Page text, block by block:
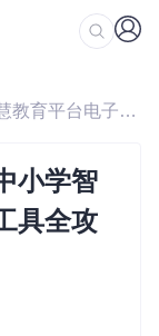
/ 高效获取教学资源：国家中小学智慧教育平台电子课本下载工具全攻略
小学智
具全攻